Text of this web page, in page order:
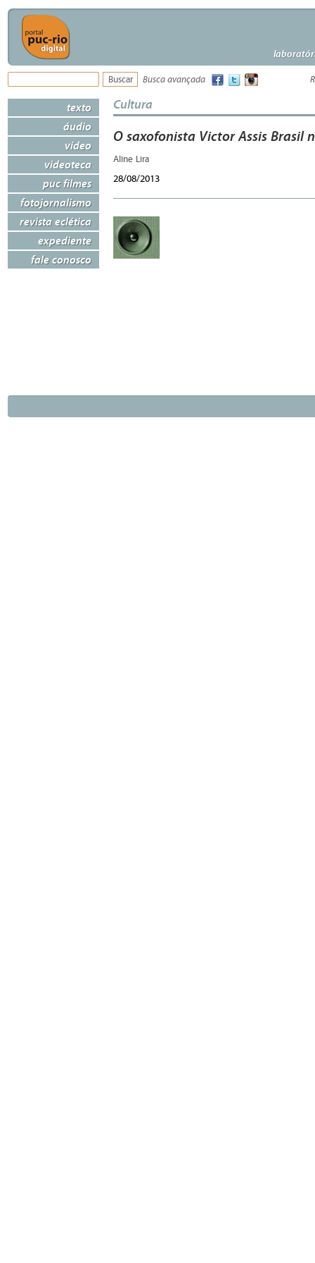
Busca avançada
texto
áudio
vídeo
videoteca
puc filmes
fotojornalismo
revista eclética
expediente
fale conosco
Cultura
O saxofonista Victor Assis Brasil
Aline Lira
28/08/2013